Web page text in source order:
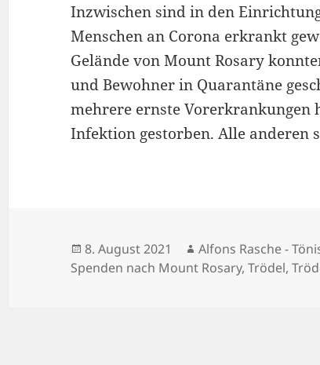
Inzwischen sind in den
Menschen an Corona erkrankt
Gelände von Mount Rosary
und Bewohner in Quarantäne
mehrere ernste Vorerkrankungen
Infektion gestorben. Alle anderen
Veröffentlicht
am
8. August 2021 Autor
Alfons Rasche -
Spenden nach Mount Rosary,Trödel,